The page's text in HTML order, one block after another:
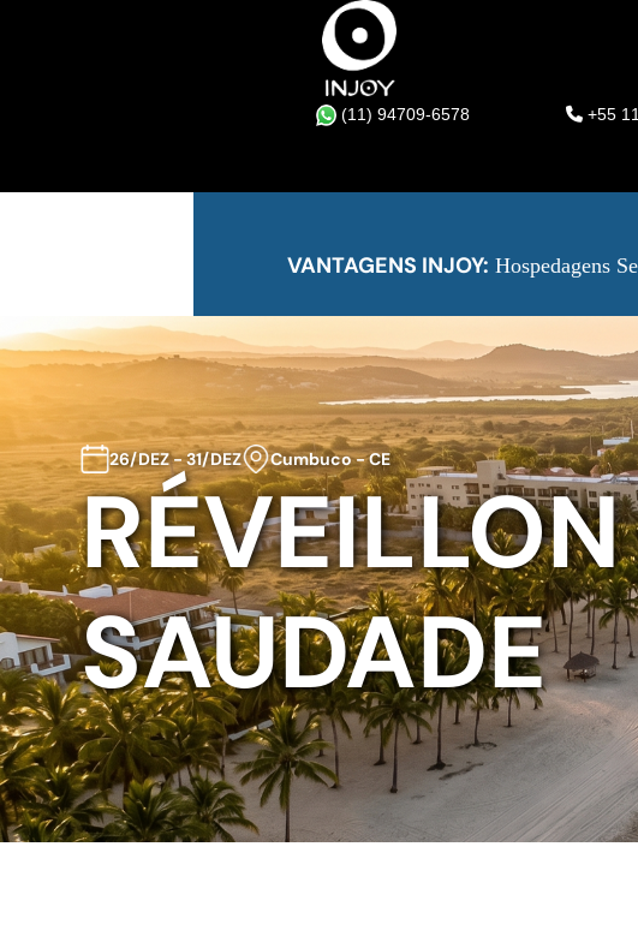
(11) 94709-6578 +55
VANTAGENS INJOY: Hospedagens
26/DEZ - 31/DEZ Cumbuco - CE
RÉVEILLON
SAUDADE